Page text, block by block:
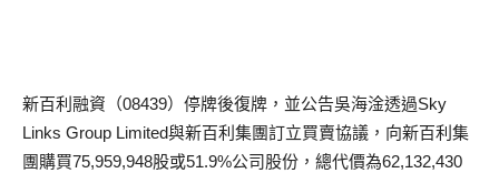
新百利融資（08439）停牌後復牌，並公告吳海淦透過Sky
Links Group Limited與新百利集團訂立買賣協議，向新百利集
團購買75,959,948股或51.9%公司股份，總代價為62,132,430